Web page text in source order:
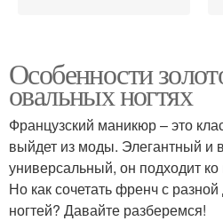
Френч на миндаль
Острый френч
Особенности
овальных ногтях
Французский маникюр – это
выйдет из моды. Элегантный и
универсальный, он подходит
Но как сочетать френч с
ногтей? Давайте разберемся!